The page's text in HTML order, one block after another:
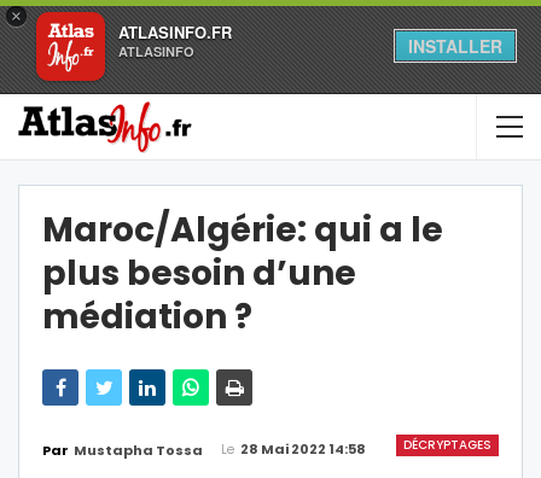
×
ATLASINFO.FR
ATLASINFO INSTALLER
Maroc/Algérie: qui a le
plus besoin d’une
médiation ?
DÉCRYPTAGES
Par Mustapha Tossa Le 28 Mai 2022 14:58